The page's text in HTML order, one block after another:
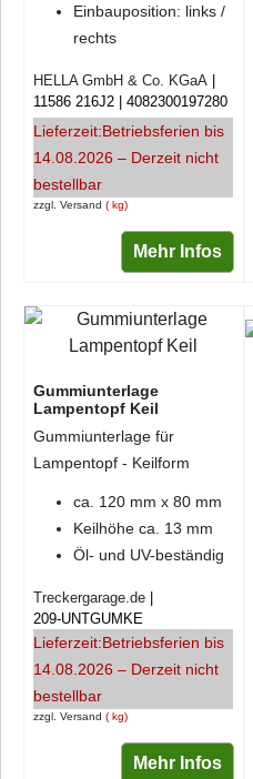
Einbauposition: links /
rechts
zzgl. Versand kg
HELLA GmbH & Co. KGaA
11586 216J2
4082300197280
Lieferzeit:Betriebsferien bis
14.08.2026 – Derzeit nicht
bestellbar
Mehr Infos
Gummiunterlage
Lampentopf Keil
Gummiunterlage für
Lampentopf - Keilform
ca. 120 mm x 80 mm
Keilhöhe ca. 13 mm
Öl- und UV-beständig
zzgl. Versand kg
Treckergarage.de
209-UNTGUMKE
Lieferzeit:Betriebsferien bis
14.08.2026 – Derzeit nicht
bestellbar
Mehr Infos